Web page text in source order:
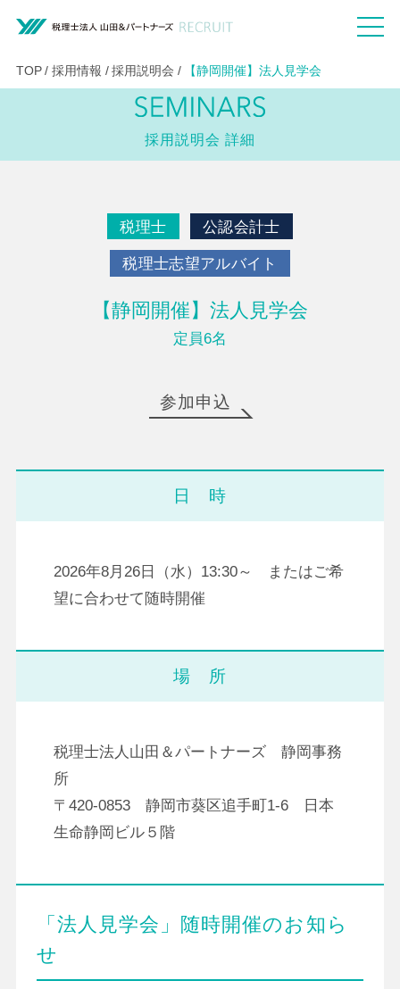
TOP 採用情報 採用説明会 【静岡開催】法人見学会
採用説明会 詳細
税理士 公認会計士
税理士志望アルバイト
【静岡開催】法人見学会
定員6名
参加申込
日 時
2026年8月26日（水）13:30～ またはご希
望に合わせて随時開催
場 所
税理士法人山田＆パートナーズ 静岡事務
所
〒420-0853 静岡市葵区追手町1-6 日本
生命静岡ビル５階
「法人見学会」随時開催のお知ら
せ